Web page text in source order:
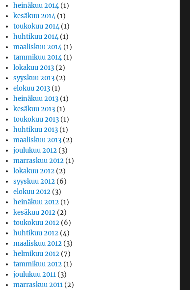
heinäkuu 2014(1)
kesäkuu 2014(1)
toukokuu 2014(1)
huhtikuu 2014(1)
maaliskuu 2014(1)
tammikuu 2014(1)
lokakuu 2013 (2)
syyskuu 2013 (2)
elokuu 2013 (1)
heinäkuu 2013 (1)
kesäkuu 2013 (1)
toukokuu 2013 (1)
huhtikuu 2013 (1)
maaliskuu 2013 (2)
joulukuu 2012 (3)
marraskuu 2012 (1)
lokakuu 2012 (2)
syyskuu 2012 (6)
elokuu 2012 (3)
heinäkuu 2012 (1)
kesäkuu 2012 (2)
toukokuu 2012 (6)
huhtikuu 2012 (4)
maaliskuu 2012 (3)
helmikuu 2012 (7)
tammikuu 2012 (1)
joulukuu 2011 (3)
marraskuu 2011 (2)